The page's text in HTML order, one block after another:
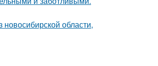
области,